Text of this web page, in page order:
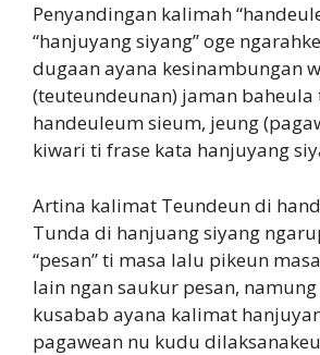
Penyandingan kalimah
“hanjuyang siyang” oge
dugaan ayana kesinambungan
(teuteundeunan) jaman baheula
handeuleum sieum, jeung
kiwari ti frase kata hanjuyang
Artina kalimat Teundeun di
Tunda di hanjuang siyang
“pesan” ti masa lalu pikeun
lain ngan saukur pesan, namung
kusabab ayana kalimat
pagawean nu kudu